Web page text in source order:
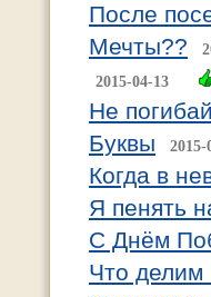
После
Мечты??
2015-04-13
Не
Буквы
2015-
Когда в
Я пенять
С Днём
Что